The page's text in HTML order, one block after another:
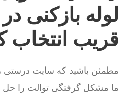
لوله بازکنی
قریب انتخاب
مطمئن باشید که سایت درستی
ما مشکل گرفتگی توالت را حل